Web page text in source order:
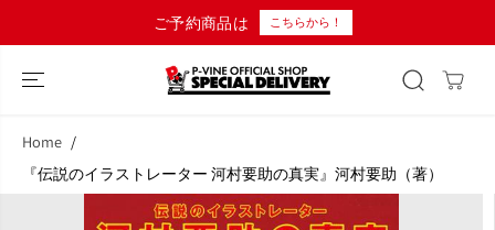
ご予約商品は こちらから！
Home
『伝説のイラストレーター 河村要助の真実』河村要助（著）